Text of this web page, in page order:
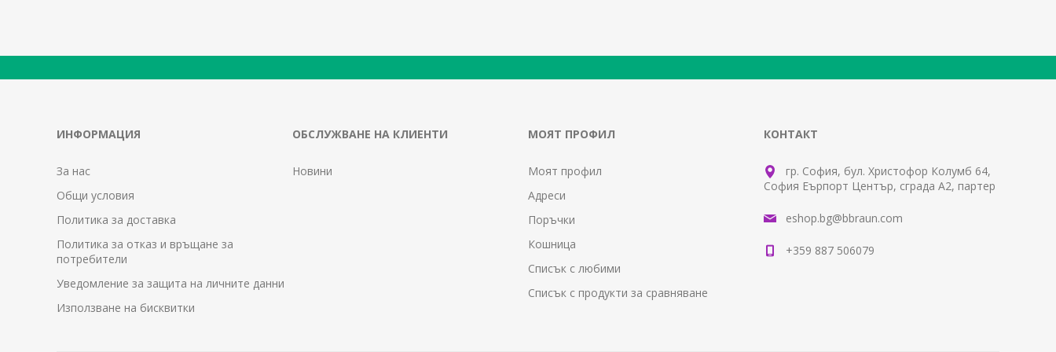
ИНФОРМАЦИЯ
За нас
Общи условия
Политика за доставка
Политика за отказ и връщане за
потребители
Уведомление за защита на личните данни
Използване на бисквитки
ОБСЛУЖВАНЕ НА КЛИЕНТИ
Новини
МОЯТ ПРОФИЛ
Моят профил
Адреси
Поръчки
Кошница
Списък с любими
Списък с продукти за сравняване
КОНТАКТ
гр. София, бул. Христофор Колумб 64,
София Еърпорт Център, сграда А2, партер
eshop.bg@bbraun.com
+359 887 506079